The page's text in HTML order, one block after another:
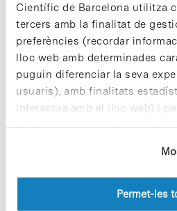
Científic de Barcelona utilitza
tercers amb la finalitat de
preferències (recordar
lloc web amb determinades
puguin diferenciar la seva
usuaris), amb finalitats
interactua amb el lloc web) i
personalitzada sobre la base
pàgines visitades). Per a
les cookies pot consultar la
Permet-les
Sorry, no results were
Please try again with